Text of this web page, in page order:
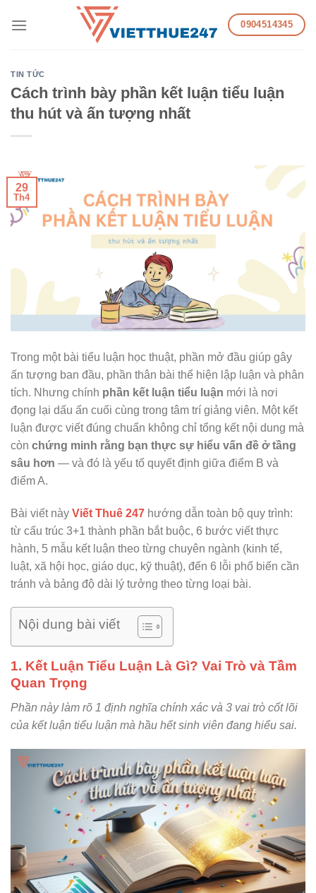
0904514345
TIN TỨC
Cách trình bày phần kết luận tiểu luận
thu hút và ấn tượng nhất
29
Th4
Trong một bài tiểu luận học thuật, phần mở đầu giúp gây
ấn tượng ban đầu, phần thân bài thể hiện lập luận và phân
tích. Nhưng chính phần kết luận tiểu luận mới là nơi
đọng lại dấu ấn cuối cùng trong tâm trí giảng viên. Một kết
luận được viết đúng chuẩn không chỉ tổng kết nội dung mà
còn chứng minh rằng bạn thực sự hiểu vấn đề ở tầng
sâu hơn — và đó là yếu tố quyết định giữa điểm B và
điểm A.
Bài viết này Viết Thuê 247 hướng dẫn toàn bộ quy trình:
từ cấu trúc 3+1 thành phần bắt buộc, 6 bước viết thực
hành, 5 mẫu kết luận theo từng chuyên ngành (kinh tế,
luật, xã hội học, giáo dục, kỹ thuật), đến 6 lỗi phổ biến cần
tránh và bảng độ dài lý tưởng theo từng loại bài.
Nội dung bài viết
1. Kết Luận Tiểu Luận Là Gì? Vai Trò và Tầm
Quan Trọng
Phần này làm rõ 1 định nghĩa chính xác và 3 vai trò cốt lõi
của kết luận tiểu luận mà hầu hết sinh viên đang hiểu sai.